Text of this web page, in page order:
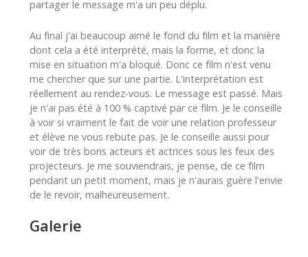
partager le message m'a un peu déplu.
Au final j'ai beaucoup aimé le fond du film et la manière
dont cela a été interprété, mais la forme, et donc la
mise en situation m'a bloqué. Donc ce film n'est venu
me chercher que sur une partie. L'interprétation est
réellement au rendez-vous. Le message est passé. Mais
je n'ai pas été à 100 % captivé par ce film. Je le conseille
à voir si vraiment le fait de voir une relation professeur
et élève ne vous rebute pas. Je le conseille aussi pour
voir de très bons acteurs et actrices sous les feux des
projecteurs. Je me souviendrais, je pense, de ce film
pendant un petit moment, mais je n'aurais guère l'envie
de le revoir, malheureusement.
Galerie